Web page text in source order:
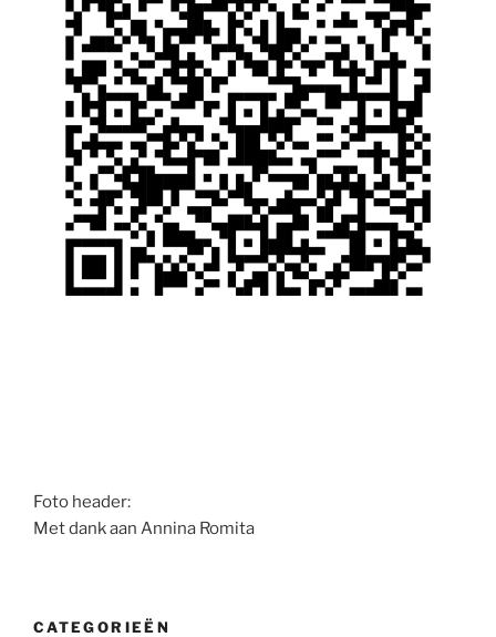
Foto header:
Met dank aan Annina Romita
CATEGORIEËN